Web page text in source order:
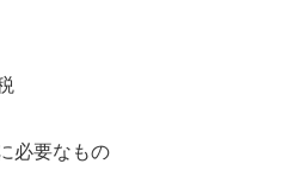
必要なもの